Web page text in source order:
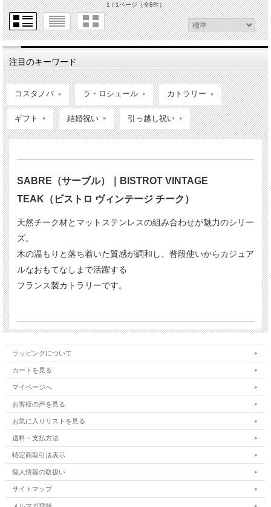
1 / 1ページ（全8件）
注目のキーワード
コスタノバ ラ・ロシェール カトラリー
ギフト 結婚祝い 引っ越し祝い
SABRE（サーブル）｜BISTROT VINTAGE
TEAK（ビストロ ヴィンテージ チーク）
天然チーク材とマットステンレスの組み合わせが魅力のシリー
ズ。
木の温もりと落ち着いた質感が調和し、普段使いからカジュア
ルなおもてなしまで活躍する
フランス製カトラリーです。
ラッピングについて
カートを見る
マイページへ
お客様の声を見る
お気に入りリストを見る
送料・支払方法
特定商取引法表示
個人情報の取扱い
サイトマップ